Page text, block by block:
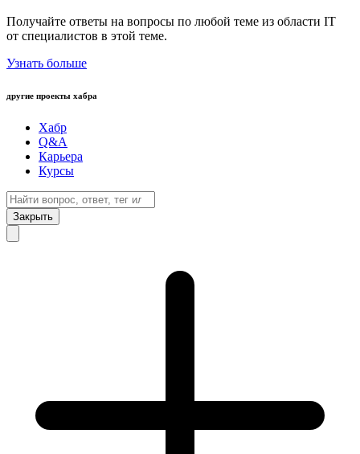
Получайте ответы на вопросы по любой теме из области IT
от специалистов в этой теме.
Узнать больше
другие проекты хабра
Хабр
Q&A
Карьера
Курсы
Закрыть